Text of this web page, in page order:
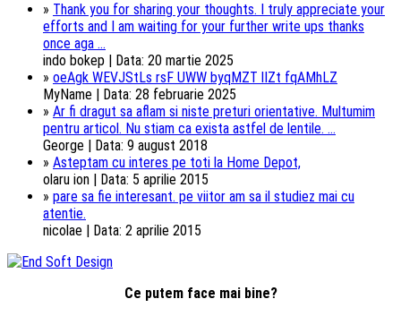
» Thank you for sharing your thoughts. I truly appreciate your
efforts and I am waiting for your further write ups thanks
once aga ...
indo bokep | Data: 20 martie 2025
» oeAgk WEVJStLs rsF UWW byqMZT lIZt fqAMhLZ
MyName | Data: 28 februarie 2025
» Ar fi dragut sa aflam si niste preturi orientative. Multumim
pentru articol. Nu stiam ca exista astfel de lentile. ...
George | Data: 9 august 2018
» Asteptam cu interes pe toti la Home Depot,
olaru ion | Data: 5 aprilie 2015
» pare sa fie interesant. pe viitor am sa il studiez mai cu
atentie.
nicolae | Data: 2 aprilie 2015
Ce putem face mai bine?